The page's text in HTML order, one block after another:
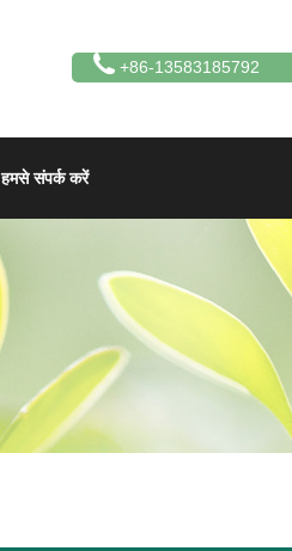
+86-13583185792
हमसे संपर्क करें